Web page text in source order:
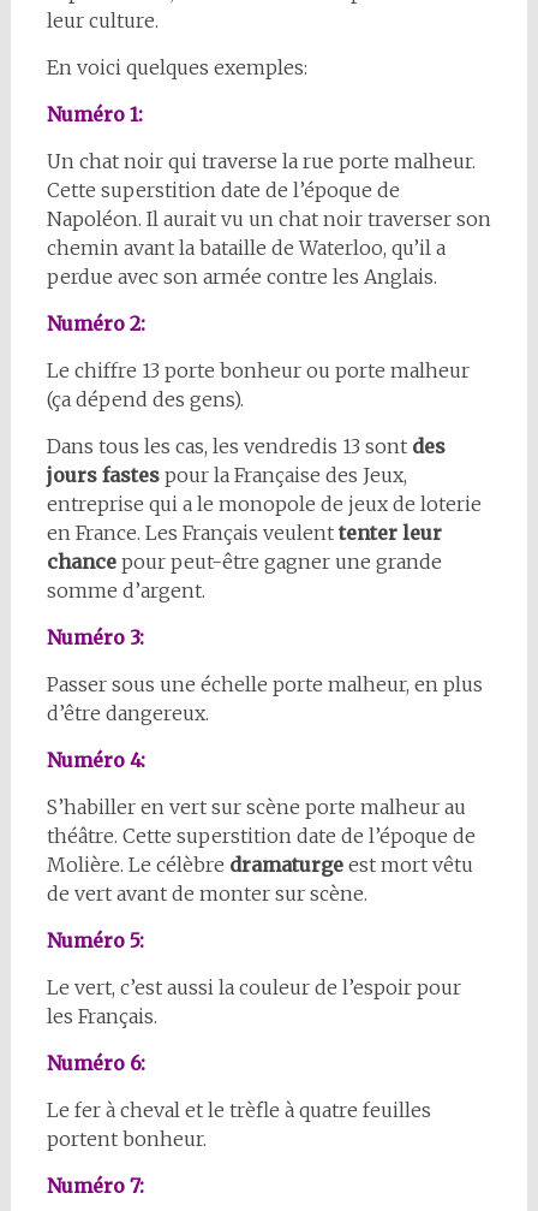
leur culture.
En voici quelques exemples:
Numéro 1:
Un chat noir qui traverse la rue porte malheur.
Cette superstition date de l’époque de
Napoléon. Il aurait vu un chat noir traverser son
chemin avant la bataille de Waterloo, qu’il a
perdue avec son armée contre les Anglais.
Numéro 2:
Le chiffre 13 porte bonheur ou porte malheur
(ça dépend des gens).
Dans tous les cas, les vendredis 13 sont des
jours fastespour la Française des Jeux,
entreprise qui a le monopole de jeux de loterie
en France. Les Français veulenttenter leur
chancepour peut-être gagner une grande
somme d’argent.
Numéro 3:
Passer sous une échelle porte malheur, en plus
d’être dangereux.
Numéro 4:
S’habiller en vert sur scène porte malheur au
théâtre. Cette superstition date de l’époque de
Molière. Le célèbre dramaturge est mort vêtu
de vert avant de monter sur scène.
Numéro 5:
Le vert, c’est aussi la couleur de l’espoir pour
les Français.
Numéro 6:
Le fer à cheval et le trèfle à quatre feuilles
portent bonheur.
Numéro 7: